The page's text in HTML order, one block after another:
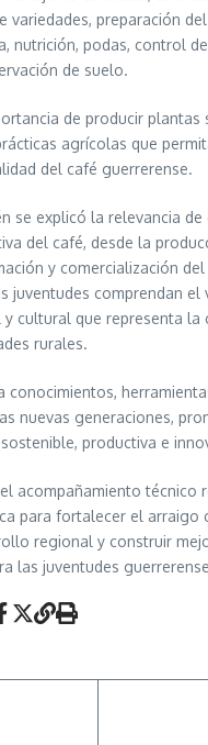
variedades, preparación
nutrición, podas, control
de suelo.
de producir plantas
agrícolas que
del café guerrerense.
se explicó la relevancia de
del café, desde la
y comercialización
juventudes comprendan el
y cultural que representa la
rurales.
conocimientos,
nuevas generaciones,
productiva e
acompañamiento técnico
para fortalecer el arraigo
regional y construir
las juventudes